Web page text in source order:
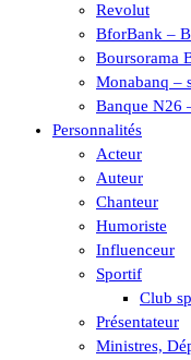
Revolut
BforBank –
Boursorama
Monabanq –
Banque N26
Personnalités
Acteur
Auteur
Chanteur
Humoriste
Influenceur
Sportif
Club
Présentateur
Ministres,